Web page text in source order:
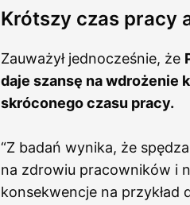
Krótszy czas pracy
Zauważył jednocześnie, że
daje szansę na wdrożenie
skróconego czasu pracy.
“Z badań wynika, że
na zdrowiu pracowników i
konsekwencje na przykład